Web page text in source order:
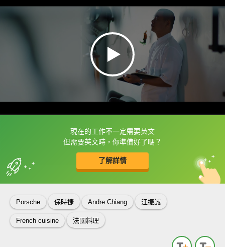
現在的工作不一定需要英文
但需要英文時，你準備好了嗎？
了解詳情
框選或點兩下字幕可以直接查字典喔！
收錄佳句 中
英
Porsche 保時捷 Andre Chiang 江振誠
French cuisine 法國料理